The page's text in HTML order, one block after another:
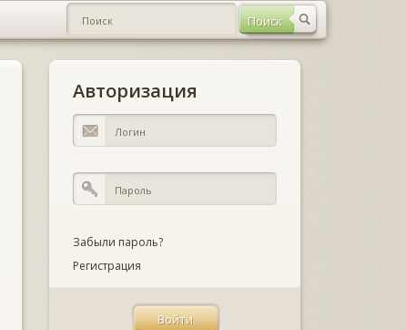
Авторизация
Забыли пароль?
Регистрация